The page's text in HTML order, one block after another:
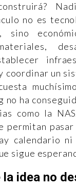
no es
sino
coordinar un
no ha
como la
permitan
calendario ni
sigue
la idea no